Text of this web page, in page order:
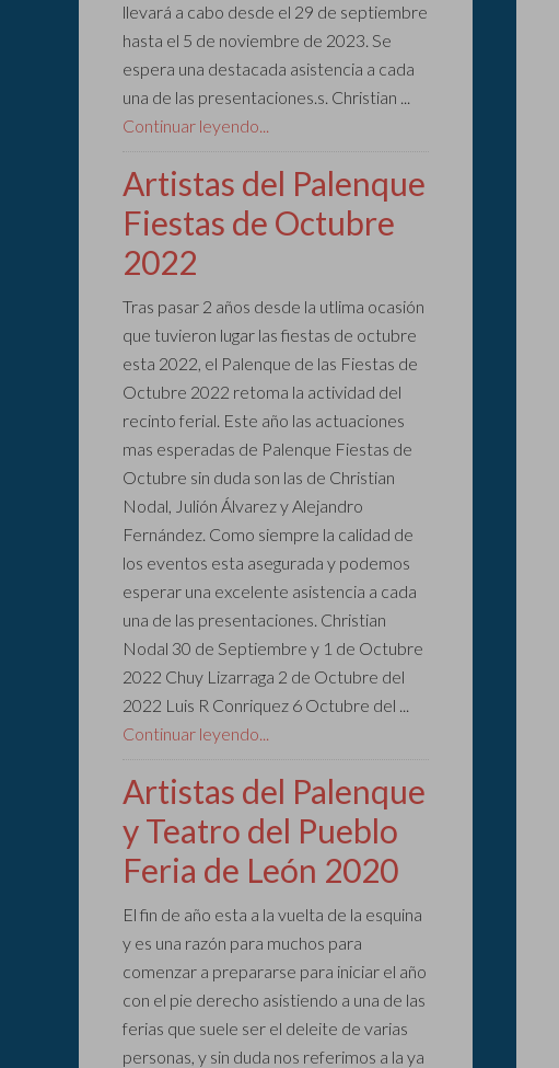
llevará a cabo desde el 29 de septiembre
hasta el 5 de noviembre de 2023. Se
espera una destacada asistencia a cada
una de las presentaciones.s. Christian ...
Continuar leyendo...
Artistas del Palenque
Fiestas de Octubre
2022
Tras pasar 2 años desde la utlima ocasión
que tuvieron lugar las fiestas de octubre
esta 2022, el Palenque de las Fiestas de
Octubre 2022 retoma la actividad del
recinto ferial. Este año las actuaciones
mas esperadas de Palenque Fiestas de
Octubre sin duda son las de Christian
Nodal, Julión Álvarez y Alejandro
Fernández. Como siempre la calidad de
los eventos esta asegurada y podemos
esperar una excelente asistencia a cada
una de las presentaciones. Christian
Nodal 30 de Septiembre y 1 de Octubre
2022 Chuy Lizarraga 2 de Octubre del
2022 Luis R Conriquez 6 Octubre del ...
Continuar leyendo...
Artistas del Palenque
y Teatro del Pueblo
Feria de León 2020
El fin de año esta a la vuelta de la esquina
y es una razón para muchos para
comenzar a prepararse para iniciar el año
con el pie derecho asistiendo a una de las
ferias que suele ser el deleite de varias
personas, y sin duda nos referimos a la ya